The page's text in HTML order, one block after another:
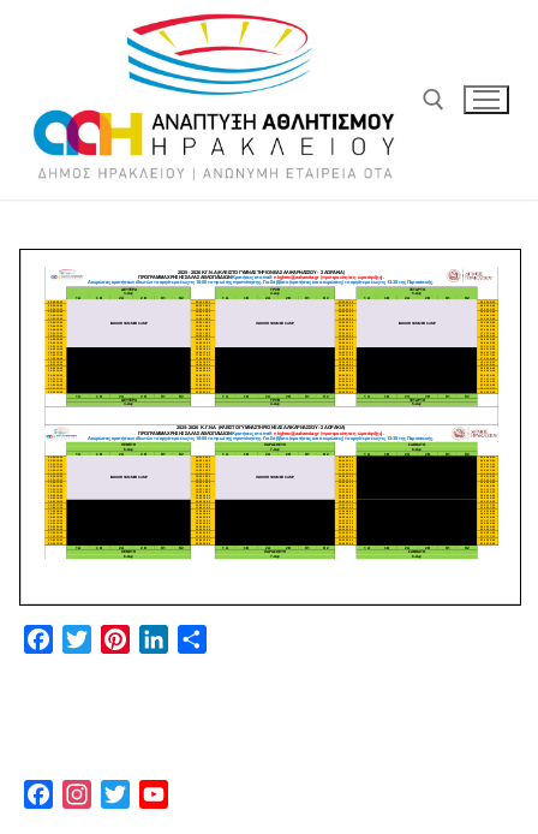
FacebookTwitterPinterestLinkedIn
FacebookInstagram
Twitter